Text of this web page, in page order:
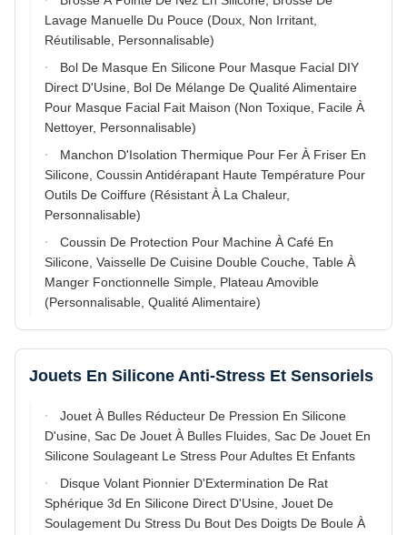
Lavage Manuelle Du Pouce (Doux, Non Irritant,
Réutilisable, Personnalisable)
Bol De Masque En Silicone Pour Masque Facial DIY
Direct D'Usine, Bol De Mélange De Qualité Alimentaire
Pour Masque Facial Fait Maison (Non Toxique, Facile À
Nettoyer, Personnalisable)
Manchon D'Isolation Thermique Pour Fer À Friser En
Silicone, Coussin Antidérapant Haute Température Pour
Outils De Coiffure (Résistant À La Chaleur,
Personnalisable)
Coussin De Protection Pour Machine À Café En
Silicone, Vaisselle De Cuisine Double Couche, Table À
Manger Fonctionnelle Simple, Plateau Amovible
(Personnalisable, Qualité Alimentaire)
Jouets En Silicone Anti-Stress Et Sensoriels
Jouet À Bulles Réducteur De Pression En Silicone
D'usine, Sac De Jouet À Bulles Fluides, Sac De Jouet En
Silicone Soulageant Le Stress Pour Adultes Et Enfants
Disque Volant Pionnier D'Extermination De Rat
Sphérique 3d En Silicone Direct D'Usine, Jouet De
Soulagement Du Stress Du Bout Des Doigts De Boule À